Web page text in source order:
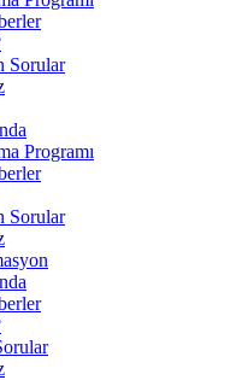
Sorular
Programı
Sorular